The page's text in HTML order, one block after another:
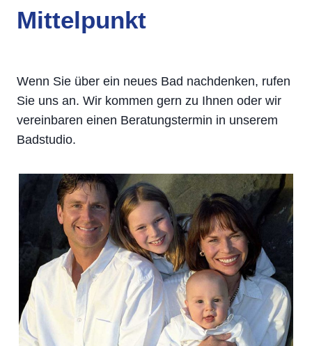
Mittelpunkt
Wenn Sie über ein neues Bad nachdenken, rufen
Sie uns an. Wir kommen gern zu Ihnen oder wir
vereinbaren einen Beratungstermin in unserem
Badstudio.